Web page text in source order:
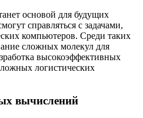
основой для будущих
справляться с задачами,
компьютеров. Среди таких
сложных молекул для
высокоэффективных
логистических
вычислений